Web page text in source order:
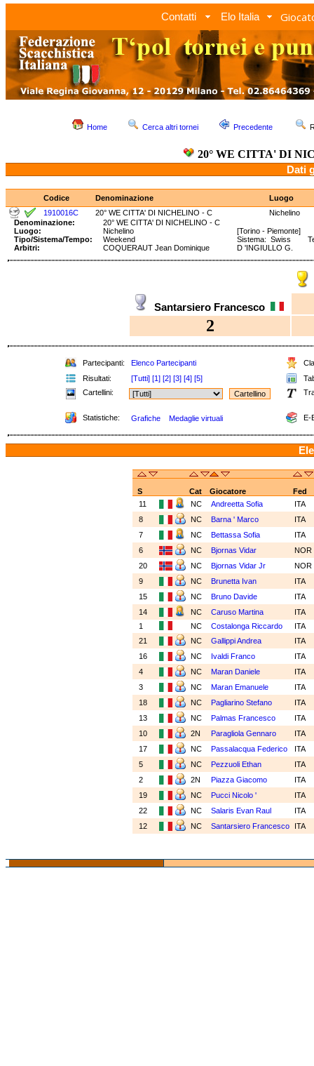
Contatti Elo Italia
Home Cerca altri tornei Precedente
20° WE CITTA' DI
Dati
Codice Denominazione
Luogo
1910016C
20° WE CITTA' DI NICHELINO - C
Nichelino
Denominazione:
20° WE CITTA' DI NICHELINO - C
Luogo:
Nichelino
[Torino - Piemonte]
Tipo/Sistema/Tempo:
Weekend
Sistema: Swiss
Arbitri:
COQUERAUT Jean Dominique D 'INGIULLO G.
Santarsiero Francesco
2
Partecipanti: Elenco Partecipanti
Risultati:
[Tutti] [1] [2] [3] [4] [5]
Cartellini:
Statistiche: Grafiche Medaglie virtuali E-
S Cat Giocatore
Fed
11
NC Andreetta Sofia
ITA
8
NC Barna ' Marco
ITA
7
NC Bettassa Sofia
ITA
6
NC Bjornas Vidar
NOR
20
NC Bjornas Vidar Jr
NOR
9
NC Brunetta Ivan
ITA
15
NC Bruno Davide
ITA
14
NC Caruso Martina
ITA
1
NC Costalonga Riccardo
ITA
21
NC Gallippi Andrea
ITA
16
NC Ivaldi Franco
ITA
4
NC Maran Daniele
ITA
3
NC Maran Emanuele
ITA
18
NC Pagliarino Stefano
ITA
13
NC Palmas Francesco
ITA
10
2N Paragliola Gennaro
ITA
17
NC Passalacqua Federico
ITA
5
NC Pezzuoli Ethan
ITA
2
2N Piazza Giacomo
ITA
19
NC Pucci Nicolo '
ITA
22
NC Salaris Evan Raul
ITA
12
NC Santarsiero Francesco ITA